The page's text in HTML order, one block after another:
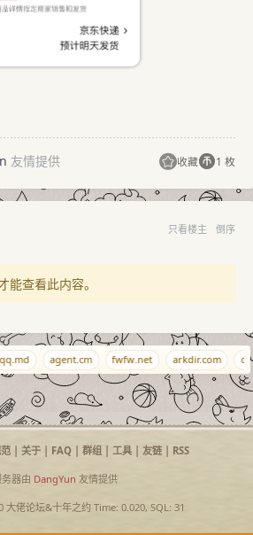
友情提供 收藏 1 枚
只看楼主 倒序
能查看此内容。
qq.md agent.cm fwfw.net arkdir.com
| 关于| FAQ| 群组| 工具| 友链| RSS
器由 DangYun 友情提供
大佬论坛&十年之约Time: 0.020, SQL: 31